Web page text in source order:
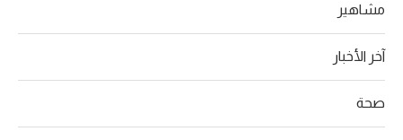
مشاهير
آخر الأخبار
صحة